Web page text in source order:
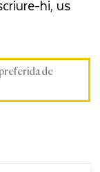
hi, us
de